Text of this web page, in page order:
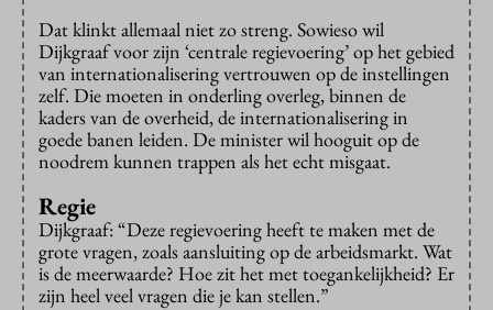
Dat klinkt allemaal niet zo streng. Sowieso wil
Dijkgraaf voor zijn ‘centrale regievoering’ op het gebied
van internationalisering vertrouwen op de instellingen
zelf. Die moeten in onderling overleg, binnen de
kaders van de overheid, de internationalisering in
goede banen leiden. De minister wil hooguit op de
noodrem kunnen trappen als het echt misgaat.
Regie
Dijkgraaf: “Deze regievoering heeft te maken met de
grote vragen, zoals aansluiting op de arbeidsmarkt. Wat
is de meerwaarde? Hoe zit het met toegankelijkheid? Er
zijn heel veel vragen die je kan stellen.”